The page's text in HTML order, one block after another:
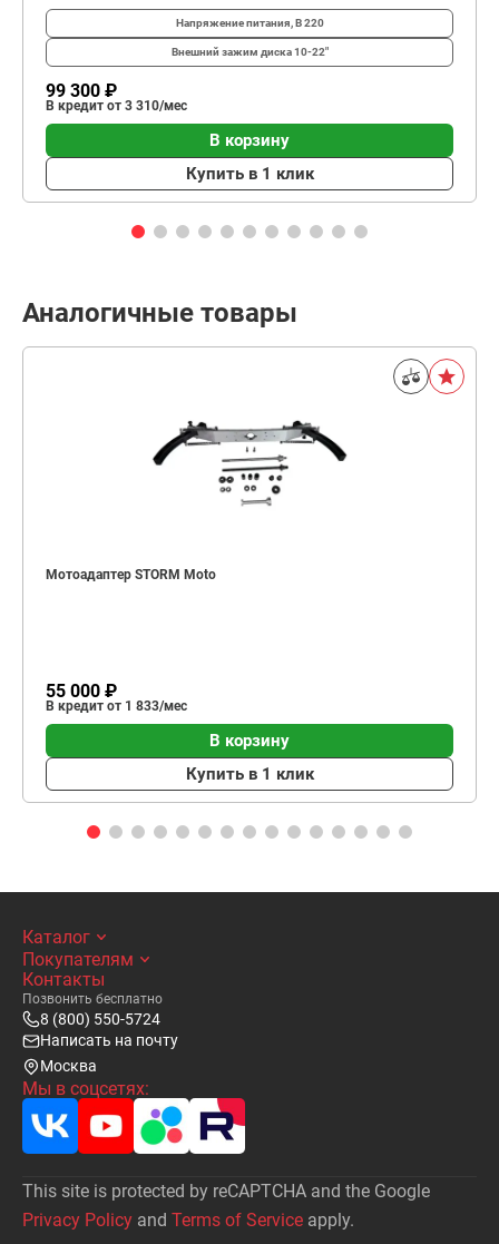
Напряжение питания, В220
Внешний зажим диска10-22"
99 300 ₽
В кредит от 3 310/мес
В корзину
Купить в 1 клик
Аналогичные товары
Мотоадаптер STORM Moto
55 000 ₽
В кредит от 1 833/мес
В корзину
Купить в 1 клик
Каталог
Покупателям
Контакты
Позвонить бесплатно
8 (800) 550-5724
Написать на почту
Москва
Мы в соцсетях:
This site is protected by reCAPTCHA and the Google
Privacy Policy and Terms of Service apply.